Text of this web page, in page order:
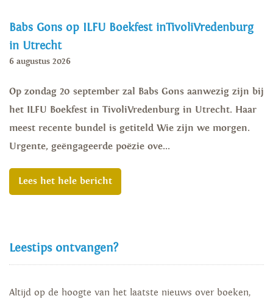
Babs Gons op ILFU Boekfest inTivoliVredenburg
in Utrecht
6 augustus 2026
Op zondag 20 september zal Babs Gons aanwezig zijn bij
het ILFU Boekfest in TivoliVredenburg in Utrecht. Haar
meest recente bundel is getiteld Wie zijn we morgen.
Urgente, geëngageerde poëzie ove...
Lees het hele bericht
Leestips ontvangen?
Altijd op de hoogte van het laatste nieuws over boeken,